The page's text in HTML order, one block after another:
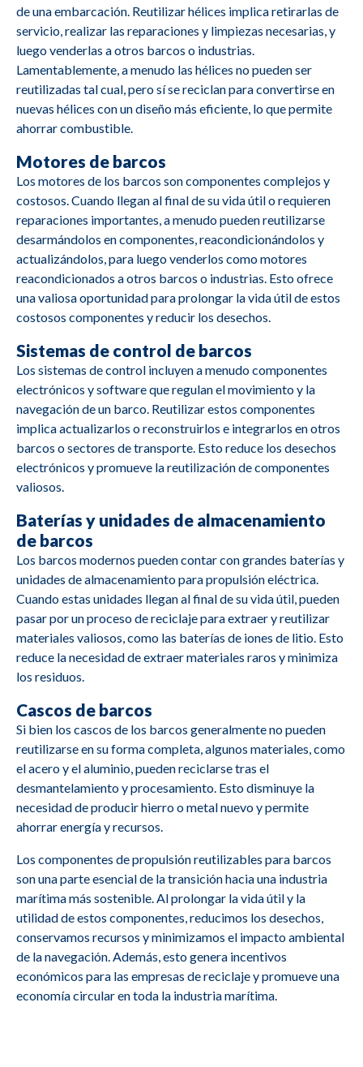
M2690 Caterpillar
M2688 Cummins 4B3 9G2
M2687 Deutz BA8M816
M2685 Yanmar YSE8G
M2684 Yanmar YSB8G
M2683 Hatz 1D80Z
M2682
M2681 Volvo Penta
D9A-J R1/R2
D9-MH
M2680 S6A3-MP TAW
M2679 ABC
6DZC-1000-
166-A C2
Scania
DS14 40, A25
SBV
M2677 Scania
DS14 40, A25
de una embarcación. Reutilizar hélices implica retirarlas de
servicio, realizar las reparaciones y limpiezas necesarias, y
luego venderlas a otros barcos o industrias.
Lamentablemente, a menudo las hélices no pueden ser
reutilizadas tal cual, pero sí se reciclan para convertirse en
nuevas hélices con un diseño más eficiente, lo que permite
ahorrar combustible.
Motores de barcos
Los motores de los barcos son componentes complejos y
costosos. Cuando llegan al final de su vida útil o requieren
reparaciones importantes, a menudo pueden reutilizarse
desarmándolos en componentes, reacondicionándolos y
actualizándolos, para luego venderlos como motores
reacondicionados a otros barcos o industrias. Esto ofrece
una valiosa oportunidad para prolongar la vida útil de estos
costosos componentes y reducir los desechos.
Sistemas de control de barcos
Los sistemas de control incluyen a menudo componentes
electrónicos y software que regulan el movimiento y la
navegación de un barco. Reutilizar estos componentes
implica actualizarlos o reconstruirlos e integrarlos en otros
barcos o sectores de transporte. Esto reduce los desechos
electrónicos y promueve la reutilización de componentes
valiosos.
Baterías y unidades de almacenamiento
de barcos
Los barcos modernos pueden contar con grandes baterías y
unidades de almacenamiento para propulsión eléctrica.
Cuando estas unidades llegan al final de su vida útil, pueden
pasar por un proceso de reciclaje para extraer y reutilizar
materiales valiosos, como las baterías de iones de litio. Esto
reduce la necesidad de extraer materiales raros y minimiza
los residuos.
Cascos de barcos
Si bien los cascos de los barcos generalmente no pueden
reutilizarse en su forma completa, algunos materiales, como
el acero y el aluminio, pueden reciclarse tras el
desmantelamiento y procesamiento. Esto disminuye la
necesidad de producir hierro o metal nuevo y permite
ahorrar energía y recursos.
Los componentes de propulsión reutilizables para barcos
son una parte esencial de la transición hacia una industria
marítima más sostenible. Al prolongar la vida útil y la
utilidad de estos componentes, reducimos los desechos,
conservamos recursos y minimizamos el impacto ambiental
de la navegación. Además, esto genera incentivos
económicos para las empresas de reciclaje y promueve una
economía circular en toda la industria marítima.